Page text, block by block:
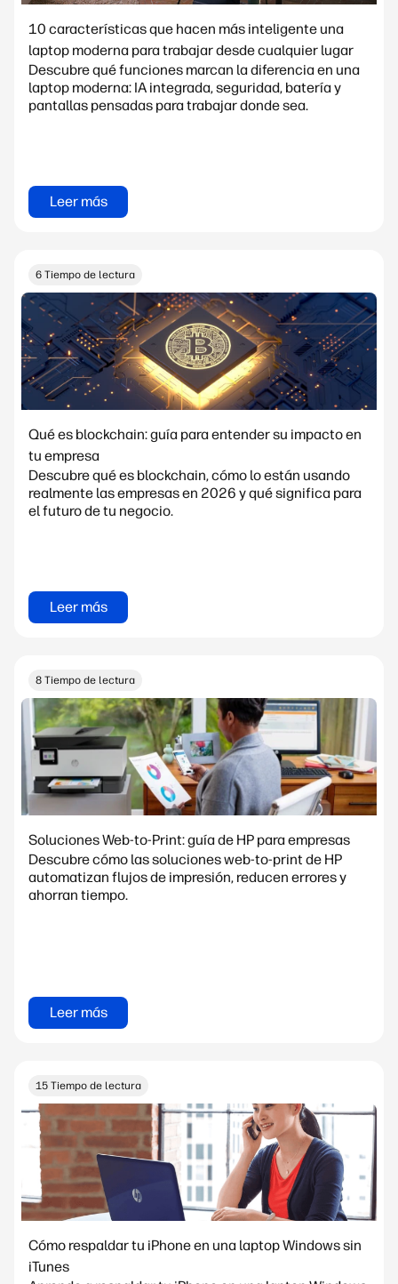
10 características que hacen más inteligente una
laptop moderna para trabajar desde cualquier lugar
Descubre qué funciones marcan la diferencia en una
laptop moderna: IA integrada, seguridad, batería y
pantallas pensadas para trabajar donde sea.
Leer más
6 Tiempo de lectura
Qué es blockchain: guía para entender su impacto en
tu empresa
Descubre qué es blockchain, cómo lo están usando
realmente las empresas en 2026 y qué significa para
el futuro de tu negocio.
Leer más
8 Tiempo de lectura
Soluciones Web-to-Print: guía de HP para empresas
Descubre cómo las soluciones web-to-print de HP
automatizan flujos de impresión, reducen errores y
ahorran tiempo.
Leer más
15 Tiempo de lectura
Cómo respaldar tu iPhone en una laptop Windows sin
iTunes